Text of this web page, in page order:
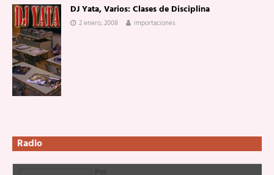
DJ Yata, Varios: Clases de Disciplina
2 enero, 2008 importaciones
Radio